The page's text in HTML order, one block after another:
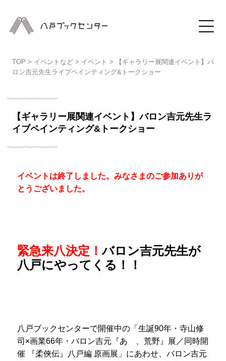
TOP > イベントなど> イベント >
【ギャラリー展関連イベント】バ
ロン吉元先生ライブペインティング&トークショー
【ギャラリー展関連イベント】バロン吉元先生ラ
イブペインティング&トークショー
イベントは終了しました。みなさまのご参加ありが
とうございました。
緊急来八決定！バロン吉元先生が
八戸にやってくる！！
八戸ブックセンターで開催中の「生誕90年・寺山修
司×画業66年・バロン吉元『あゝ、荒野』展／同時開
催 『柔俠伝』八戸編 原画展」にあわせ、バロン吉元